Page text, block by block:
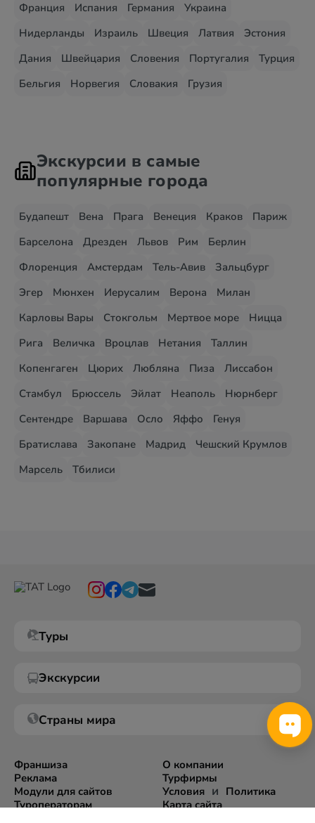
Франция
Испания Германия
Украина
Нидерланды
Израиль Швеция Латвия
Эстония
Дания
Швейцария Словения Португалия
Турция
Бельгия
Норвегия Словакия Грузия
Экскурсии в самые
популярные города
Будапешт Вена Прага Венеция Краков
Париж
Барселона
Дрезден Львов Рим
Берлин
Флоренция
Амстердам Тель-Авив
Зальцбург
Эгер
Мюнхен Иерусалим Верона
Милан
Карловы Вары
Стокгольм Мертвое море
Ницца
Рига
Величка Вроцлав Нетания
Таллин
Копенгаген
Цюрих Любляна Пиза
Лиссабон
Стамбул
Брюссель Эйлат Неаполь
Нюрнберг
Сентендре
Варшава Осло Яффо
Генуя
Братислава
Закопане Мадрид
Чешский Крумлов
Марсель
Тбилиси
Туры
Экскурсии
Страны мира
Франшиза
Реклама
Модули для сайтов
Туроператорам
О компании
Турфирмы
Условияи Политика
Карта сайта